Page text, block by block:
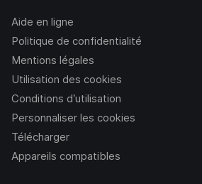
Aide en ligne
Politique de confidentialité
Mentions légales
Utilisation des cookies
Conditions d’utilisation
Personnaliser les cookies
Télécharger
Appareils compatibles